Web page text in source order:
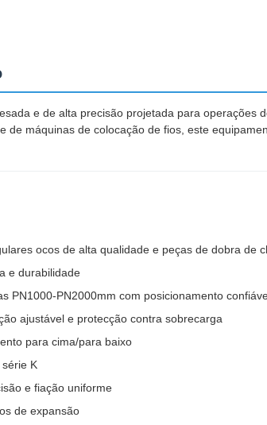
e de alta precisão projetada para operações
máquinas de colocação de fios, este
ocos de alta qualidade e peças de dobra de
e durabilidade
PN1000-PN2000mm com posicionamento
ajustável e protecção contra sobrecarga
para cima/para baixo
K
e fiação uniforme
de expansão